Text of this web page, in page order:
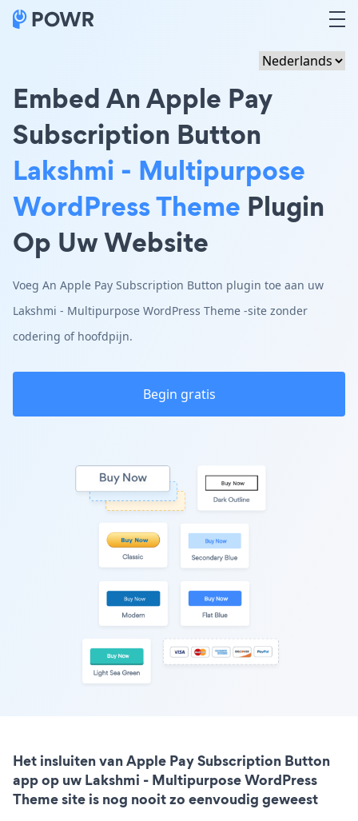
Embed An Apple Pay
Subscription Button
Lakshmi - Multipurpose
WordPress Theme Plugin
Op Uw Website
Voeg An Apple Pay Subscription Button plugin toe aan uw
Lakshmi - Multipurpose WordPress Theme -site zonder
codering of hoofdpijn.
Begin gratis
Het insluiten van Apple Pay Subscription Button
app op uw Lakshmi - Multipurpose WordPress
Theme site is nog nooit zo eenvoudig geweest